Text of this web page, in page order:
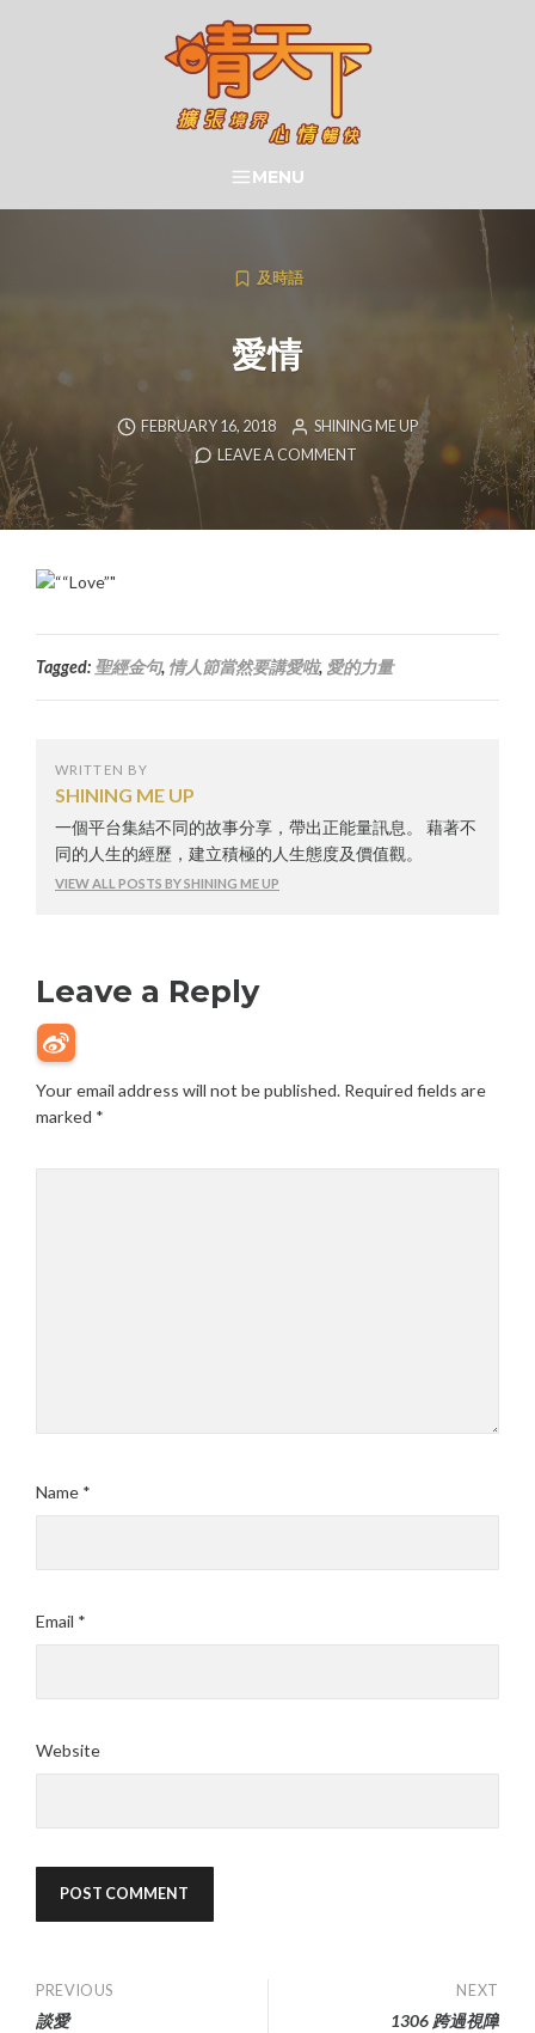
晴天下 SHININGMEUP
SEARCH
MENU
及時語
愛情
FEBRUARY 16, 2018
SHINING ME UP
LEAVE A COMMENT
Tagged: 聖經金句, 情人節當然要講愛啦, 愛的力量
WRITTEN BY
SHINING ME UP
一個平台集結不同的故事分享，帶出正能量訊息。 藉著不
同的人生的經歷，建立積極的人生態度及價值觀。
VIEW ALL POSTS BY SHINING ME UP
Leave a Reply
Your email address will not be published. Required fields are
marked *
Name *
Email *
Website
Post
PREVIOUS
談愛
NEXT
1306 跨過視障